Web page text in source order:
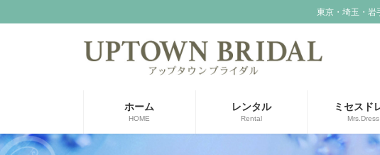
ン
プ
ビ
動
東京・埼玉・岩
ホーム
HOME
レンタル
Rental
ミセスド
Mrs.Dress